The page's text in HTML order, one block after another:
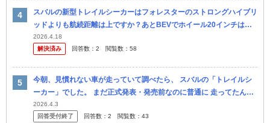
スバルの新型トレイルシーカーはフォレスターのストロングハイブリ
ッドよりも航続距離は上ですか？あとBEVでホイール20インチはタ
イヤの維持費が高いと思いませんか。
2026.4.18
解決済み
回答数： 2 閲覧数： 58
今朝、見慣れない車が走っていて調べたら、 スバルの「トレイルシ
ーカー」でした。 まだ正式発表・発売前なのに普通に 走ってたんで
すが、 これってなんでなんでしょう？ 群馬ナンバーだったので、工
場から
2026.4.3
回答受付終了
回答数： 2 閲覧数： 43